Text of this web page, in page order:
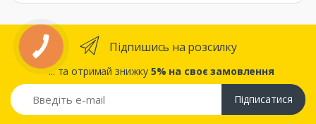
Підпишись на розсилку
... та отримай знижку 5% на своє замовлення
Підписатися